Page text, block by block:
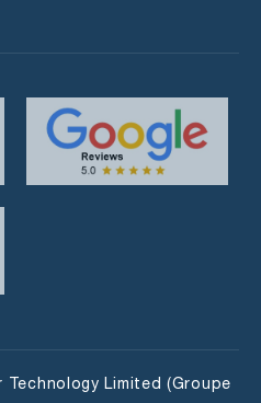
Technology Limited (Groupe